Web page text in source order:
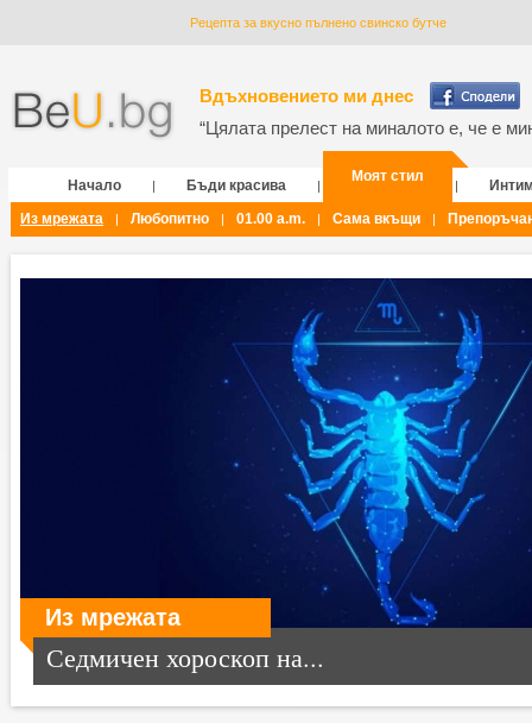
Рецепта за вкусно пълнено свинско бутче
Вдъхновението ми днес
“Цялата прелест на миналото е, че е
Начало | Бъди красива |
Моят стил
|
Из мрежата
| Любопитно | 01.00 a.m. | Сама вкъщи |
Из мрежата
Седмичен хороскоп на...